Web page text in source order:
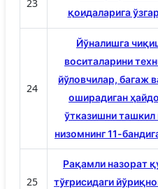
23
қоидаларига
24
Йўналишга
воситаларини
йўловчилар, багаж
оширадиган
ўтказишни ташкил
низомнинг 11-
25
Рақамли назорат
тўғрисидаги